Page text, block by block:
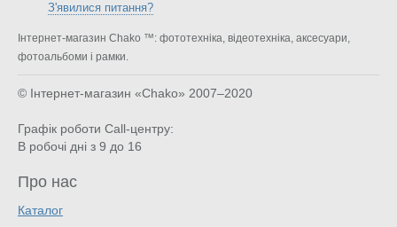
З'явилися питання?
Інтернет-магазин Chako ™: фототехніка, відеотехніка, аксесуари,
фотоальбоми і рамки.
© Інтернет-магазин «Chako» 2007–2020
Графік роботи Call-центру:
В робочі дні з 9 до 16
Про нас
Каталог